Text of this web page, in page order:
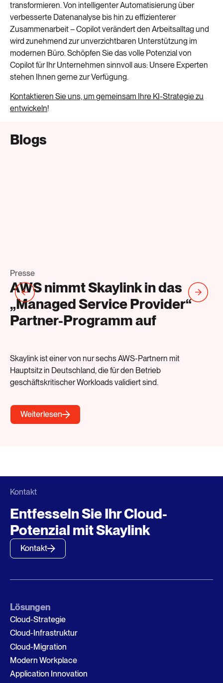
transformieren. Von intelligenter Automatisierung über
verbesserte Datenanalyse bis hin zu effizienterer
Zusammenarbeit – Copilotverändertden Arbeitsalltag und
wird zunehmend zur unverzichtbaren Unterstützung im
modernen Büro.Schöpfen Sie das volle Potenzial von
Copilotfür Ihr Unternehmen sinnvoll aus: Unsere Experten
stehen Ihnen gerne zur Verfügung.
Kontaktieren Sie uns, um gemeinsam Ihre KI-Strategie zu
entwickeln!
Blogs
Presse
AWS nimmt Skaylink in das
„Managed Service Provider“
Partner-Programm auf
Skaylink ist einer von nur sechs AWS-Partnern mit
Hauptsitz in Deutschland, die für den Betrieb
geschäftskritischer Workloads validiert sind.
Weiterlesen
Kontakt
Entfesseln Sie Ihr Cloud-
Potenzial mit Skaylink
Kontakt
Lösungen
Cloud-Strategie
Cloud-Infrastruktur
Cloud-Migration
Modern Workplace
Application Innovation